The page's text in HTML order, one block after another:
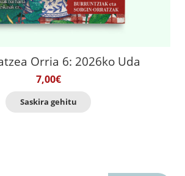
Orria 6: 2026ko Uda
7,00€
Saskira gehitu